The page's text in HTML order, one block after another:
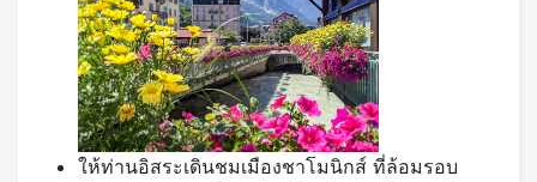
ให้ท่านอิสระเดินชมเมืองชาโมนิกส์ ที่ล้อมรอบ